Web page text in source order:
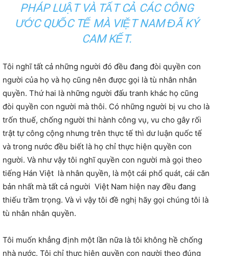
PHÁP LUẬT VÀ TẤT CẢ CÁC CÔNG
ƯỚC QUỐC TẾ MÀ VIỆT NAM ĐÃ KÝ
CAM KẾT.
Tôi nghĩ tất cả những người đó đều đang đòi quyền con
người của họ và họ cũng nên được gọi là tù nhân nhân
quyền. Thứ hai là những người đấu tranh khác họ cũng
đòi quyền con người mà thôi. Có những người bị vu cho là
trốn thuế, chống người thi hành công vụ, vu cho gây rối
trật tự công cộng nhưng trên thực tế thì dư luận quốc tế
và trong nước đều biết là họ chỉ thực hiện quyền con
người. Và như vậy tôi nghĩ quyền con người mà gọi theo
tiếng Hán Việt là nhân quyền, là một cái phổ quát, cái căn
bản nhất mà tất cả người Việt Nam hiện nay đều đang
thiếu trầm trọng. Và vì vậy tôi đề nghị hãy gọi chúng tôi là
tù nhân nhân quyền.
Tôi muốn khẳng định một lần nữa là tôi không hề chống
nhà nước. Tôi chỉ thực hiện quyền con người theo đúng